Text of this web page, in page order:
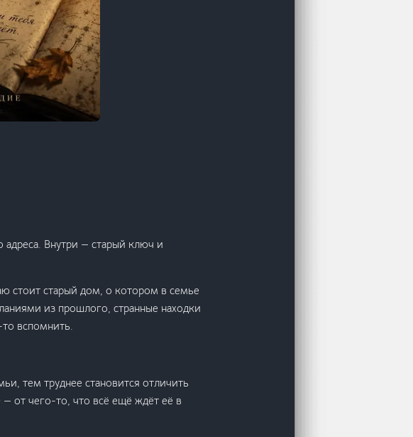
Внутри — старый ключ и
стоит старый дом, о котором в семье
из прошлого, странные находки
вспомнить.
тем труднее становится отличить
от чего-то, что всё ещё ждёт её в